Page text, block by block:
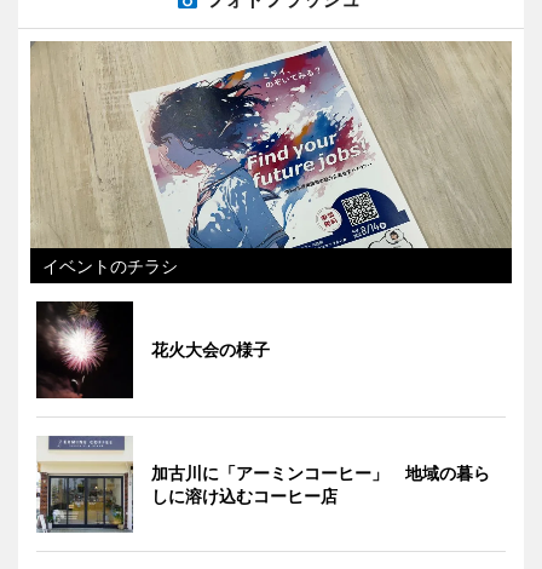
イベントのチラシ
花火大会の様子
加古川に「アーミンコーヒー」 地域の暮ら
しに溶け込むコーヒー店